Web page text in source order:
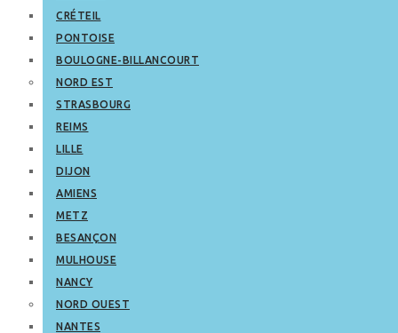
CRÉTEIL
PONTOISE
BOULOGNE-BILLANCOURT
NORD EST
STRASBOURG
REIMS
LILLE
DIJON
AMIENS
METZ
BESANÇON
MULHOUSE
NANCY
NORD OUEST
NANTES